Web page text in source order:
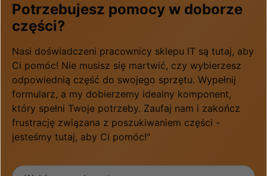
Potrzebujesz pomocy w doborze
części?
Nasi doświadczeni pracownicy sklepu IT są tutaj, aby
Ci pomóc! Nie musisz się martwić, czy wybierzesz
odpowiednią część do swojego sprzętu. Wypełnij
formularz, a my dobierzemy idealny komponent,
który spełni Twoje potrzeby. Zaufaj nam i zakończ
frustrację związana z poszukiwaniem części -
jesteśmy tutaj, aby Ci pomóc!"